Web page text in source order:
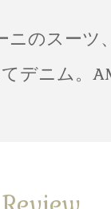
のスーツ
デニム。